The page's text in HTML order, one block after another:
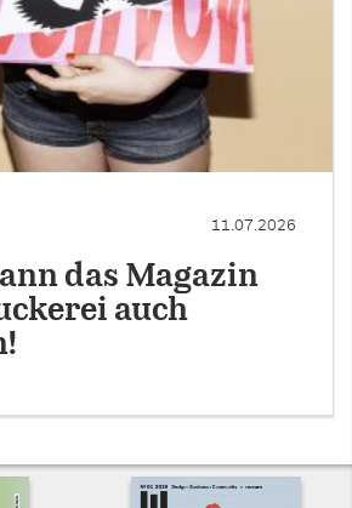
11.07.2026
das Magazin
auch